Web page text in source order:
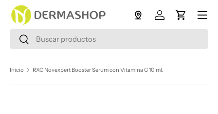
Ir al contenido
Buscar
Buscar
Iniciar sesión
Carrito
Menú
Inicio RXC Novexpert Booster Serum con Vitamina C 10 ml.